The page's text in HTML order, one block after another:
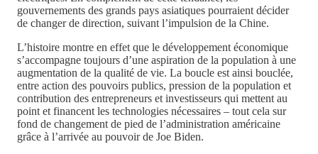
gouvernements des grands pays asiatiques pourraient décider
de changer de direction, suivant l’impulsion de la Chine.
L’histoire montre en effet que le développement économique
s’accompagne toujours d’une aspiration de la population à une
augmentation de la qualité de vie. La boucle est ainsi bouclée,
entre action des pouvoirs publics, pression de la population et
contribution des entrepreneurs et investisseurs qui mettent au
point et financent les technologies nécessaires – tout cela sur
fond de changement de pied de l’administration américaine
grâce à l’arrivée au pouvoir de Joe Biden.